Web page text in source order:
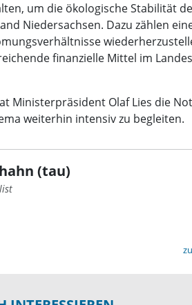
um die ökologische Stabilität
Niedersachsen. Dazu zählen
finanzielle Mittel im
Ministerpräsident Olaf Lies die
weiterhin intensiv zu begleiten.
(tau)